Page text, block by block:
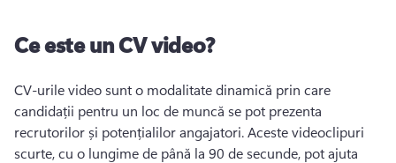
Ce este un CV video?
CV-urile video sunt o modalitate dinamică prin care
candidații pentru un loc de muncă se pot prezenta
recrutorilor și potențialilor angajatori. Aceste videoclipuri
scurte, cu o lungime de până la 90 de secunde, pot ajuta